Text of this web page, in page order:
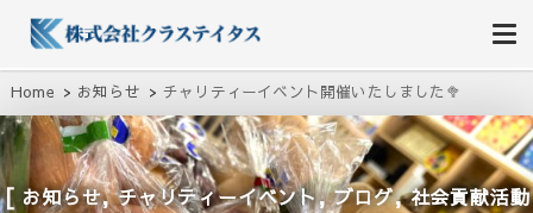
株式会社クラステイタス
地域のコミュニティーを大切にする企業
Home お知らせ チャリティーイベント開催いたしました🥦
お知らせ,チャリティーイベント,ブログ,社会貢献活動